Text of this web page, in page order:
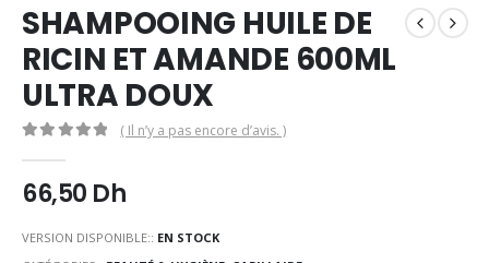
SHAMPOOING HUILE DE
RICIN ET AMANDE 600ML
ULTRA DOUX
( Il n’y a pas encore d’avis. )
66,50 Dh
VERSION DISPONIBLE:: EN STOCK